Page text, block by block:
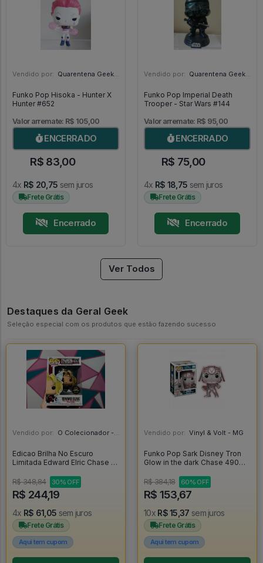
Vendido por: Quarentena Geek Store - SP
Funko Pop Hisoka - Hunter X
Hunter #652
Valor arremate: R$ 105,00
ENCERRADO
R$ 83,00
4x R$ 20,75 sem juros
Frete Grátis
Encerrado
Vendido por: Quarentena Geek Store - SP
Funko Pop Imperial Death
Trooper - Star Wars #144
Valor arremate: R$ 95,00
ENCERRADO
R$ 75,00
4x R$ 18,75 sem juros
Frete Grátis
Encerrado
Ver Todos
Destaques da Geral Geek
Seleção especial com os produtos que estão fazendo sucesso
Vendido por: O Colecionador - SP
Edicao Brilha No Escuro
Limitada Edward Elric Chase -
R$ 348,84
30% OFF
R$ 244,19
4x R$ 61,05 sem juros
Frete Grátis
Aqui tem cupom
Vendido por: Vinyl & Volt - MG
Funko Pop Sark Disney Tron
Glow in the dark Chase 490
#490
R$ 384,18 60% OFF
R$ 153,67
10x R$ 15,37 sem juros
Frete Grátis
Aqui tem cupom